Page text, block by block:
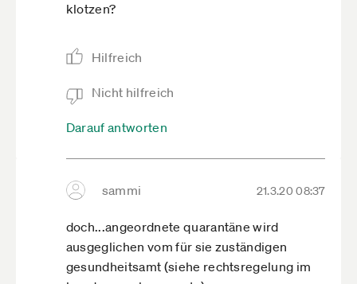
klotzen?
Hilfreich
Nicht hilfreich
Darauf antworten
sammi 21.3.20 08:37
doch...angeordnete quarantäne wird
ausgeglichen vom für sie zuständigen
gesundheitsamt (siehe rechtsregelung im